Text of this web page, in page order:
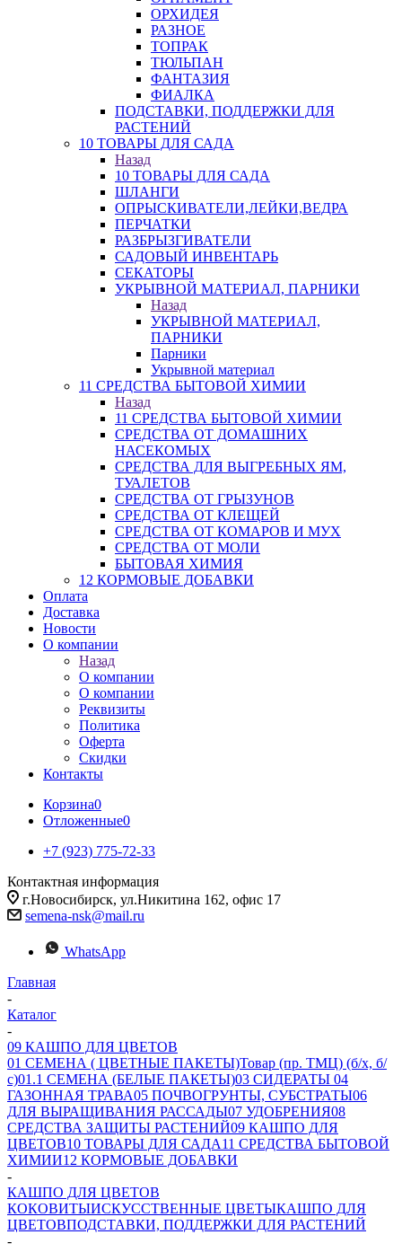
ОРХИДЕЯ
РАЗНОЕ
ТОПРАК
ТЮЛЬПАН
ФАНТАЗИЯ
ФИАЛКА
ПОДСТАВКИ, ПОДДЕРЖКИ ДЛЯ
РАСТЕНИЙ
10 ТОВАРЫ ДЛЯ САДА
Назад
10 ТОВАРЫ ДЛЯ САДА
ШЛАНГИ
ОПРЫСКИВАТЕЛИ,ЛЕЙКИ,ВЕДРА
ПЕРЧАТКИ
РАЗБРЫЗГИВАТЕЛИ
САДОВЫЙ ИНВЕНТАРЬ
СЕКАТОРЫ
УКРЫВНОЙ МАТЕРИАЛ, ПАРНИКИ
Назад
УКРЫВНОЙ МАТЕРИАЛ,
ПАРНИКИ
Парники
Укрывной материал
11 СРЕДСТВА БЫТОВОЙ ХИМИИ
Назад
11 СРЕДСТВА БЫТОВОЙ ХИМИИ
СРЕДСТВА ОТ ДОМАШНИХ
НАСЕКОМЫХ
СРЕДСТВА ДЛЯ ВЫГРЕБНЫХ ЯМ,
ТУАЛЕТОВ
СРЕДСТВА ОТ ГРЫЗУНОВ
СРЕДСТВА ОТ КЛЕЩЕЙ
СРЕДСТВА ОТ КОМАРОВ И МУХ
СРЕДСТВА ОТ МОЛИ
БЫТОВАЯ ХИМИЯ
12 КОРМОВЫЕ ДОБАВКИ
Оплата
Доставка
Новости
О компании
Назад
О компании
О компании
Реквизиты
Политика
Оферта
Скидки
Контакты
Корзина0
Отложенные0
+7 (923) 775-72-33
Контактная информация
г.Новосибирск, ул.Никитина 162, офис 17
semena-nsk@mail.ru
WhatsApp
Главная
-
Каталог
-
09 КАШПО ДЛЯ ЦВЕТОВ
01 СЕМЕНА ( ЦВЕТНЫЕ ПАКЕТЫ)Товар (пр. ТМЦ) (б/х, б/
с)01.1 СЕМЕНА (БЕЛЫЕ ПАКЕТЫ)03 СИДЕРАТЫ 04
ГАЗОННАЯ ТРАВА05 ПОЧВОГРУНТЫ, СУБСТРАТЫ06
ДЛЯ ВЫРАЩИВАНИЯ РАССАДЫ07 УДОБРЕНИЯ08
СРЕДСТВА ЗАЩИТЫ РАСТЕНИЙ09 КАШПО ДЛЯ
ЦВЕТОВ10 ТОВАРЫ ДЛЯ САДА11 СРЕДСТВА БЫТОВОЙ
ХИМИИ12 КОРМОВЫЕ ДОБАВКИ
-
КАШПО ДЛЯ ЦВЕТОВ
КОКОВИТЫИСКУССТВЕННЫЕ ЦВЕТЫКАШПО ДЛЯ
ЦВЕТОВПОДСТАВКИ, ПОДДЕРЖКИ ДЛЯ РАСТЕНИЙ
-